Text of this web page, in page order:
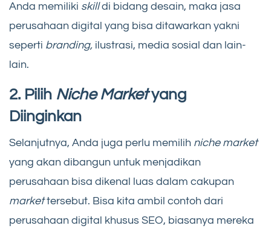
Anda memiliki skilldi bidang desain, maka jasa
perusahaan digital yang bisa ditawarkan yakni
seperti branding, ilustrasi, media sosial dan lain-
lain.
2. Pilih Niche Marketyang
Diinginkan
Selanjutnya, Anda juga perlu memilih niche market
yang akan dibangun untuk menjadikan
perusahaan bisa dikenal luas dalam cakupan
markettersebut. Bisa kita ambil contoh dari
perusahaan digital khusus SEO, biasanya mereka